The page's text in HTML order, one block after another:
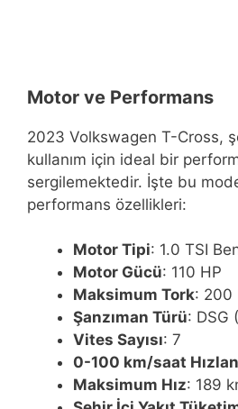
Motor ve Performans
2023 Volkswagen T-Cross,
kullanım için ideal bir
sergilemektedir. İşte bu
performans özellikleri:
Motor Tipi: 1.0 TSI
Motor Gücü: 110 HP
Maksimum Tork: 200
Şanzıman Türü: DSG
Vites Sayısı: 7
0-100 km/saat
Maksimum Hız: 189